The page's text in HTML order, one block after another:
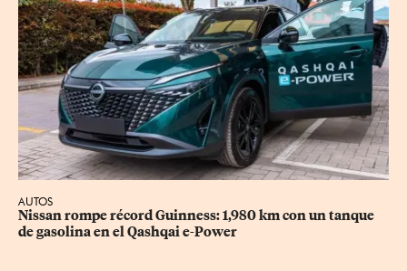
AUTOS
Nissan rompe récord Guinness: 1,980 km con un tanque
de gasolina en el Qashqai e-Power